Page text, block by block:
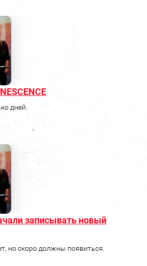
дней.
записывать новый
но скоро должны появиться.